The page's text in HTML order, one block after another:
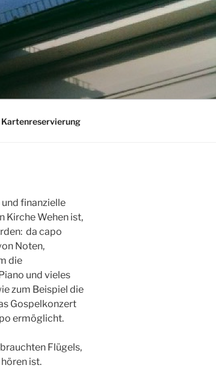
Kartenreservierung
finanzielle
Kirche Wehen ist,
da capo
Noten,
die
und vieles
zum Beispiel die
Gospelkonzert
ermöglicht.
Flügels,
ist.